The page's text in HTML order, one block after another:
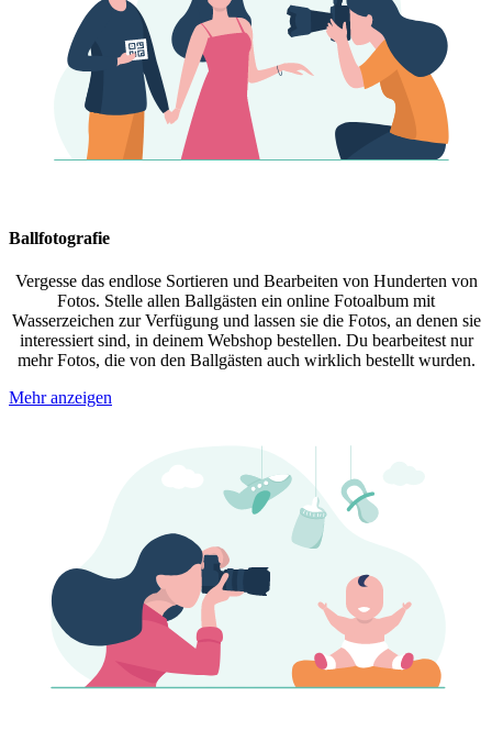
Ballfotografie
Vergesse das endlose Sortieren und Bearbeiten von Hunderten von
Fotos. Stelle allen Ballgästen ein online Fotoalbum mit
Wasserzeichen zur Verfügung und lassen sie die Fotos, an denen sie
interessiert sind, in deinem Webshop bestellen. Du bearbeitest nur
mehr Fotos, die von den Ballgästen auch wirklich bestellt wurden.
Mehr anzeigen